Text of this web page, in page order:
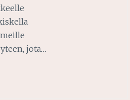
jota…